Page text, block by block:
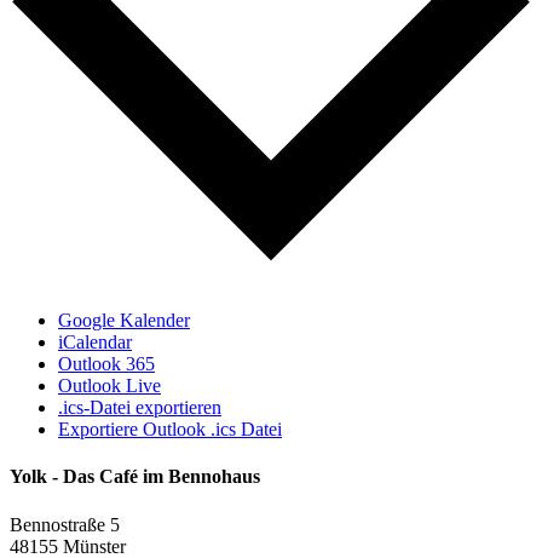
Google Kalender
iCalendar
Outlook 365
Outlook Live
.ics-Datei exportieren
Exportiere Outlook .ics Datei
Yolk - Das Café im Bennohaus
Bennostraße 5
48155 Münster